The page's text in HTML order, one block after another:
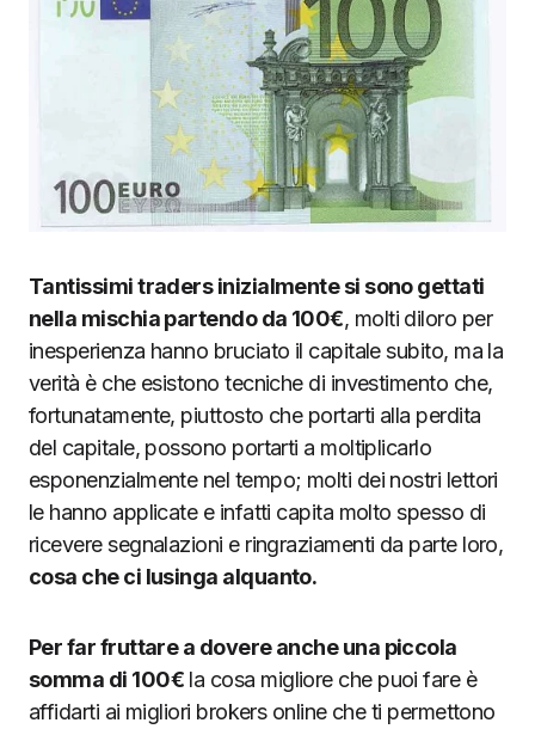
Tantissimi traders inizialmente si sono gettati
nella mischia partendo da 100€, molti diloro per
inesperienza hanno bruciato il capitale subito, ma la
verità è che esistono tecniche di investimento che,
fortunatamente, piuttosto che portarti alla perdita
del capitale, possono portarti a moltiplicarlo
esponenzialmente nel tempo; molti dei nostri lettori
le hanno applicate e infatti capita molto spesso di
ricevere segnalazioni e ringraziamenti da parte loro,
cosa che ci lusinga alquanto.
Per far fruttare a dovere anche una piccola
somma di 100€la cosa migliore che puoi fare è
affidarti ai migliori brokers online che ti permettono